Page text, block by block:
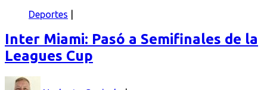
Deportes
Inter Miami: Pasó a Semifinales de la
Leagues Cup